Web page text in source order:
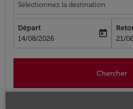
Sélectionnez la destination
Départ
fc-booking-departure-date-aria-
14/08/2026
today
fc-
21/
Chercher